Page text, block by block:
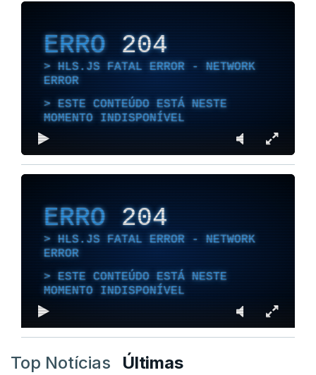
ERRO 204
HLS.JS FATAL ERROR - NETWORK
ERROR
ESTE CONTEÚDO ESTÁ NESTE
MOMENTO INDISPONÍVEL
ERRO204
HLS.JS FATAL ERROR - NETWORK
ERROR
ESTE CONTEÚDO ESTÁ NESTE
MOMENTO INDISPONÍVEL
Top Notícias Últimas